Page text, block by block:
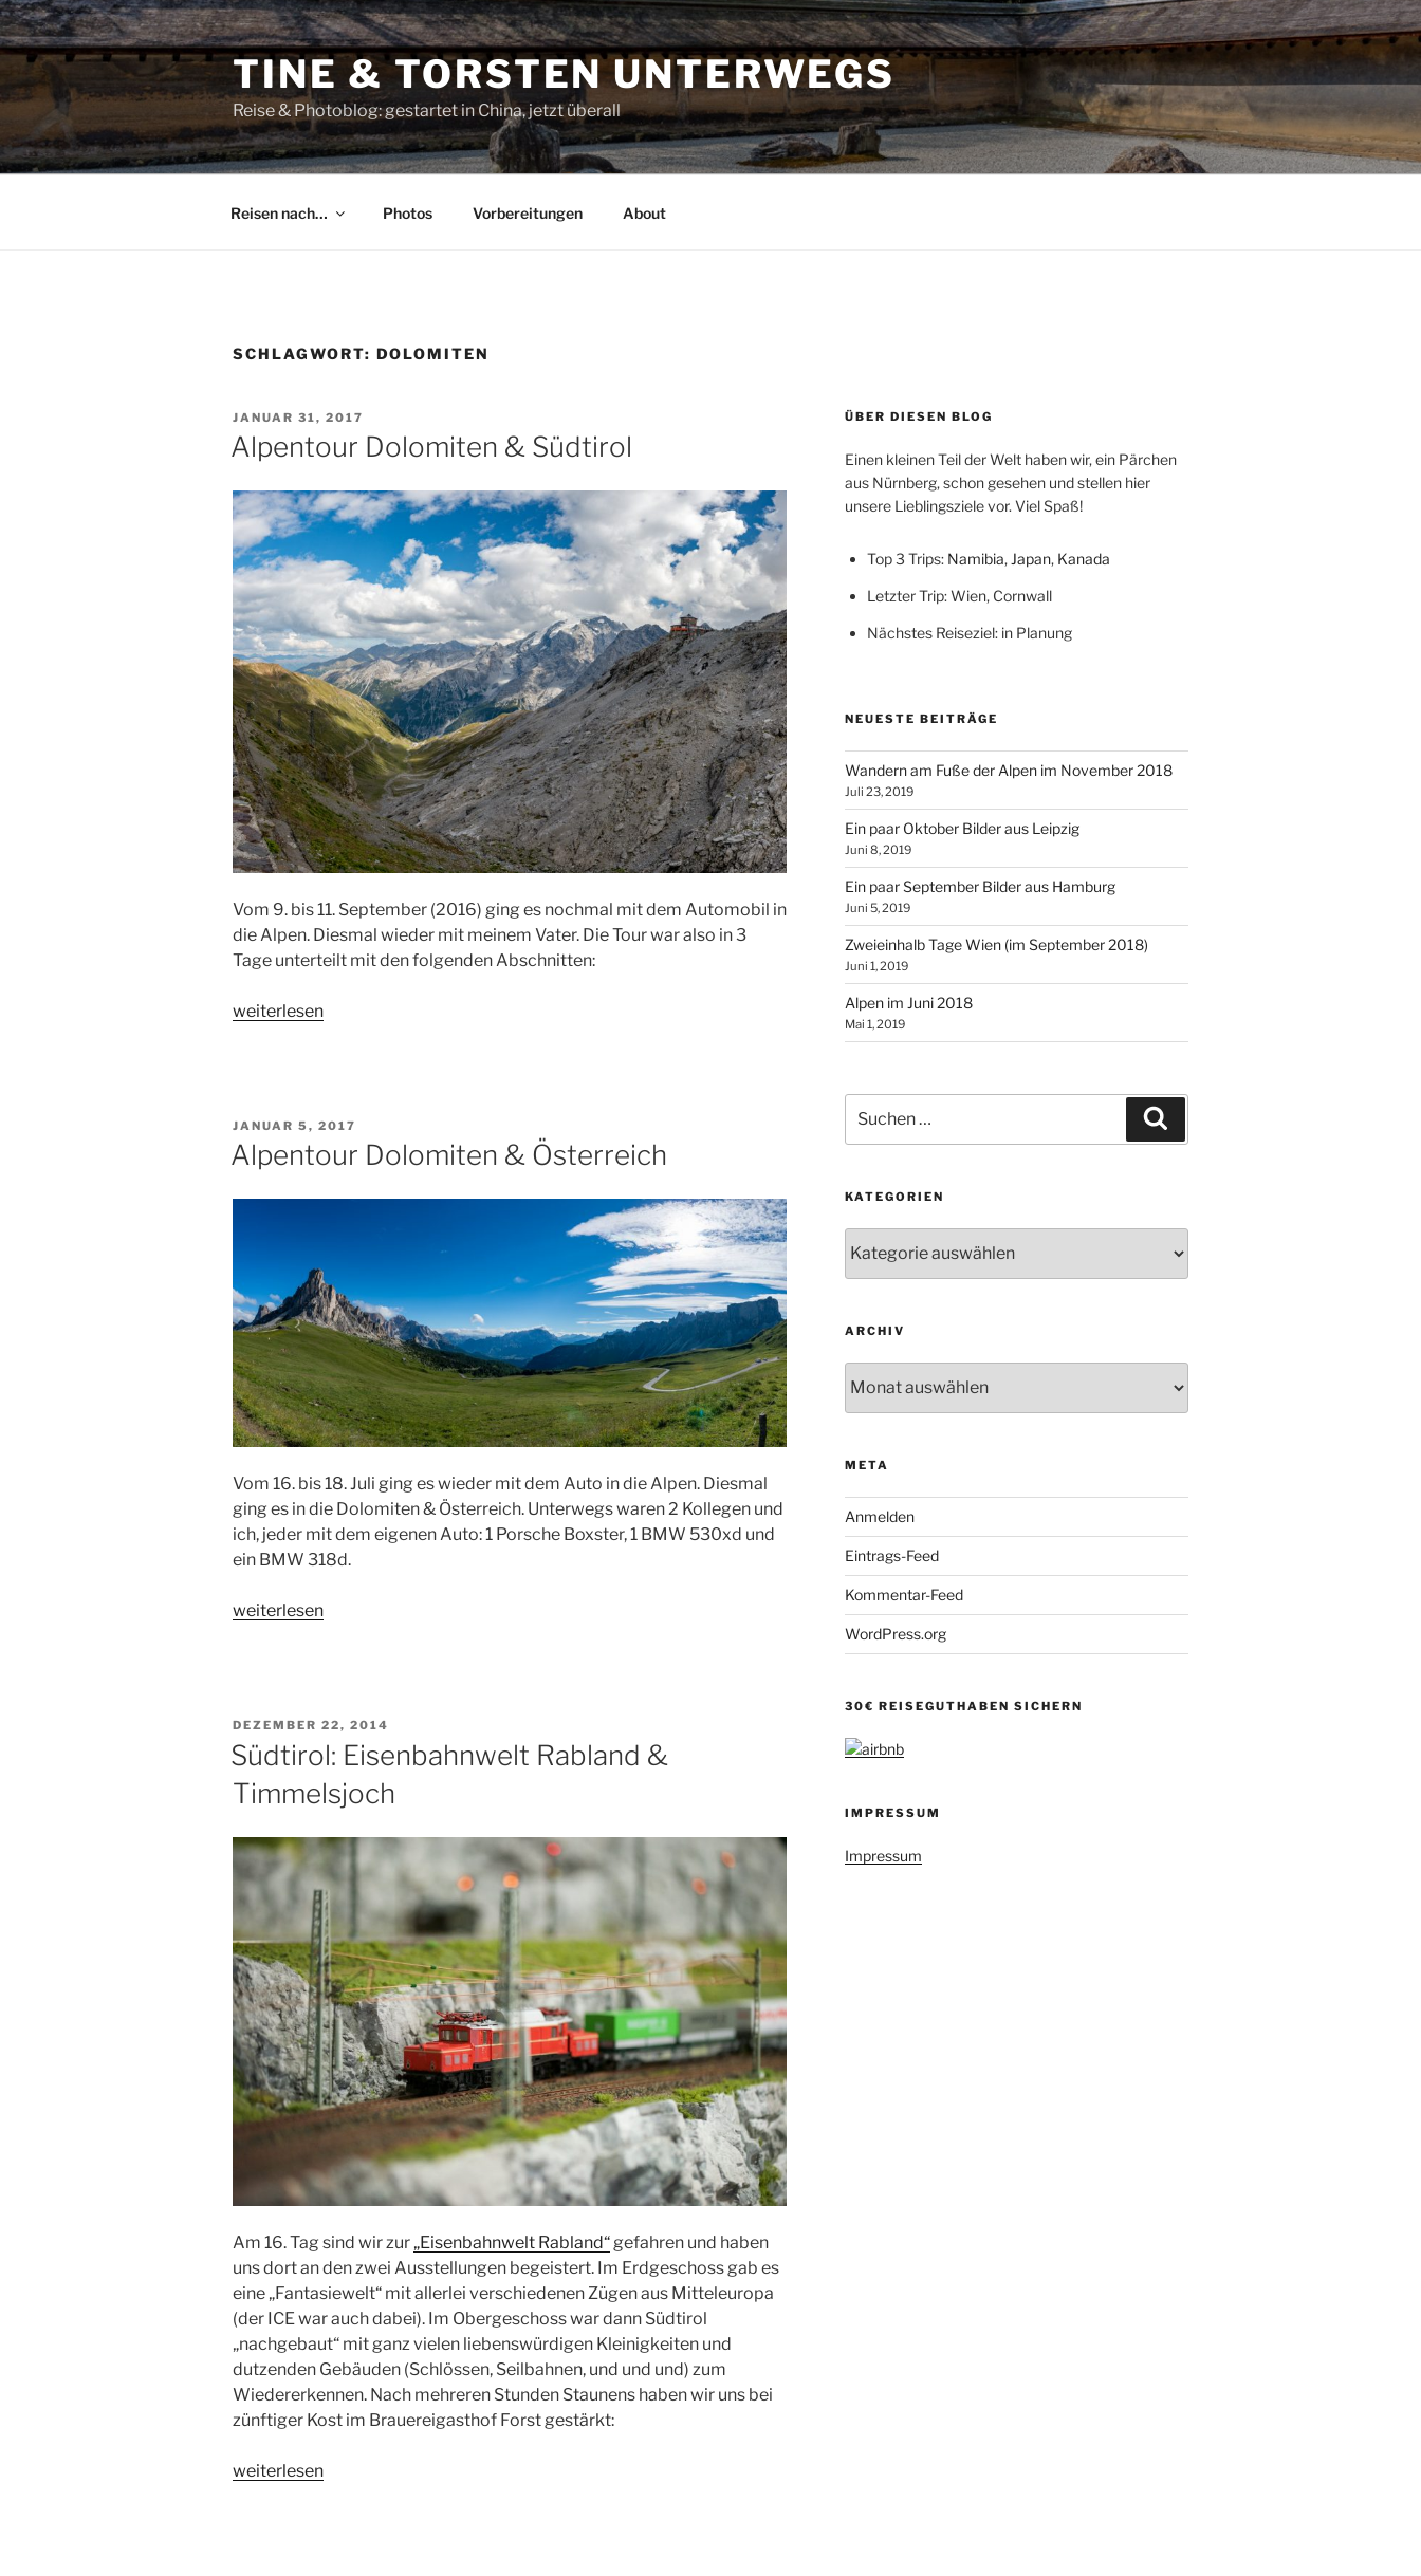
Zum
Inhalt
springen
TINE & TORSTEN UNTERWEGS
Reise & Photoblog: gestartet in China, jetzt überall
Reisen nach… Photos Vorbereitungen About
SCHLAGWORT: DOLOMITEN
VERÖFFENTLICHT
AM
JANUAR 31, 2017
Alpentour Dolomiten & Südtirol
Vom 9. bis 11. September (2016) ging es nochmal mit dem Automobil in
die Alpen. Diesmal wieder mit meinem Vater. Die Tour war also in 3
Tage unterteilt mit den folgenden Abschnitten:
„Alpentour
weiterlesen
VERÖFFENTLICHT
AM
JANUAR 5, 2017
Alpentour Dolomiten & Österreich
Vom 16. bis 18. Juli ging es wieder mit dem Auto in die Alpen. Diesmal
ging es in die Dolomiten & Österreich. Unterwegs waren 2 Kollegen und
ich, jeder mit dem eigenen Auto: 1 Porsche Boxster, 1 BMW 530xd und
ein BMW 318d.
„Alpentour
weiterlesen
VERÖFFENTLICHT
AM
DEZEMBER 22, 2014
Südtirol: Eisenbahnwelt Rabland &
Timmelsjoch
Am 16. Tag sind wir zur „Eisenbahnwelt Rabland“gefahren und haben
uns dort an den zwei Ausstellungen begeistert. Im Erdgeschoss gab es
eine „Fantasiewelt“ mit allerlei verschiedenen Zügen aus Mitteleuropa
(der ICE war auch dabei). Im Obergeschoss war dann Südtirol
„nachgebaut“ mit ganz vielen liebenswürdigen Kleinigkeiten und
dutzenden Gebäuden (Schlössen, Seilbahnen, und und und) zum
Wiedererkennen. Nach mehreren Stunden Staunens haben wir uns bei
zünftiger Kost im Brauereigasthof Forst gestärkt:
„Südtirol:
weiterlesen
ÜBER DIESEN BLOG
Einen kleinen Teil der Welt haben wir, ein Pärchen
aus Nürnberg, schon gesehen und stellen hier
unsere Lieblingsziele vor. Viel Spaß!
Top 3 Trips: Namibia, Japan, Kanada
Letzter Trip: Wien, Cornwall
Nächstes Reiseziel: in Planung
NEUESTE BEITRÄGE
Wandern am Fuße der Alpen im November 2018
Juli 23, 2019
Ein paar Oktober Bilder aus Leipzig
Juni 8, 2019
Ein paar September Bilder aus Hamburg
Juni 5, 2019
Zweieinhalb Tage Wien (im September 2018)
Juni 1, 2019
Alpen im Juni 2018
Mai 1, 2019
nach:
KATEGORIEN
ARCHIV
META
Anmelden
Eintrags-Feed
Kommentar-Feed
WordPress.org
30€ REISEGUTHABEN SICHERN
IMPRESSUM
Impressum